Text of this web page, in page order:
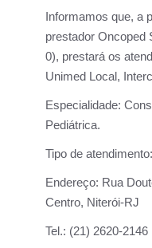
Informamos que, a
prestador Oncoped
0), prestará os
Unimed Local,
Especialidade:
Pediátrica.
Tipo de atendimento:
Endereço: Rua
Centro, Niterói-RJ
Tel.: (21) 2620-2146